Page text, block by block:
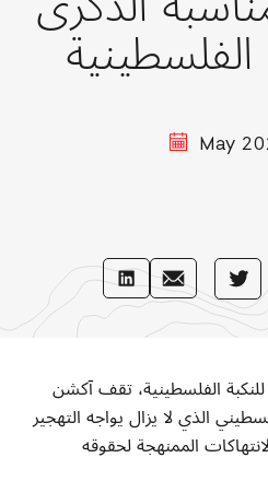
Share
with
Share
with
Mail
Share
with
الفلسطينية، تقف آكشن
الذي لا يزال يواجه التهجير
الممنهجة لحقوقه